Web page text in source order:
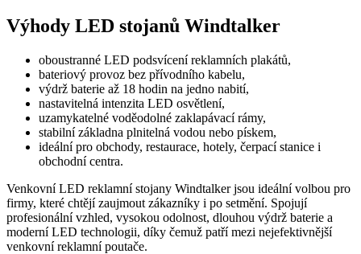
Výhody LED stojanů Windtalker
oboustranné LED podsvícení reklamních plakátů,
bateriový provoz bez přívodního kabelu,
výdrž baterie až 18 hodin na jedno nabití,
nastavitelná intenzita LED osvětlení,
uzamykatelné voděodolné zaklapávací rámy,
stabilní základna plnitelná vodou nebo pískem,
ideální pro obchody, restaurace, hotely, čerpací stanice i
obchodní centra.
Venkovní LED reklamní stojany Windtalker jsou ideální volbou pro
firmy, které chtějí zaujmout zákazníky i po setmění. Spojují
profesionální vzhled, vysokou odolnost, dlouhou výdrž baterie a
moderní LED technologii, díky čemuž patří mezi nejefektivnější
venkovní reklamní poutače.